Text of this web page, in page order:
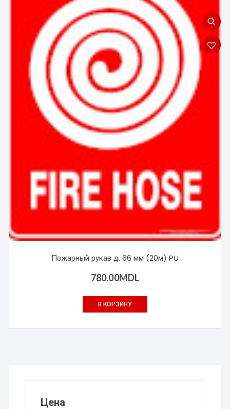
Пожарный рукав д. 66 мм (20м) PU
780.00MDL
В КОРЗИНУ
Цена